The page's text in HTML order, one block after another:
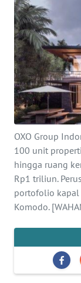
OXO Group
100 unit
hingga ruang
Rp1 triliun.
portofolio kapal
Komodo.
OPINI
Informasi
INDEKS
BERITA
KONTAK
KAMI
INFO
IKLAN
TENTANG
KAMI
MEDIA